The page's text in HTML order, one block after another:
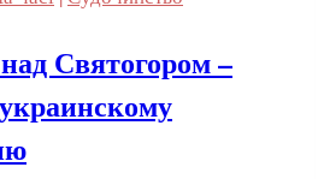
Святогором –